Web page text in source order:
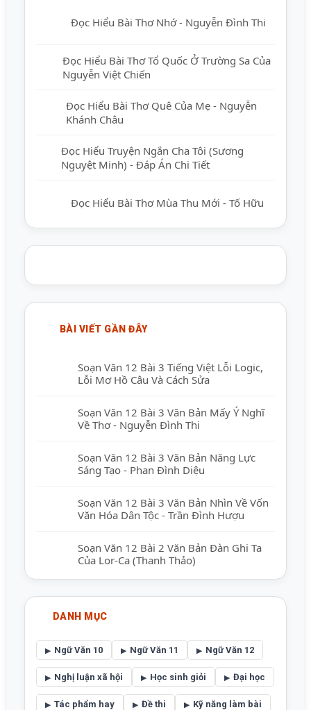
Đọc Hiểu Bài Thơ Nhớ - Nguyễn Đình Thi
Đọc Hiểu Bài Thơ Tổ Quốc Ở Trường Sa Của
Nguyễn Việt Chiến
Đọc Hiểu Bài Thơ Quê Của Mẹ - Nguyễn
Khánh Châu
Đọc Hiểu Truyện Ngắn Cha Tôi (Sương
Nguyệt Minh) - Đáp Án Chi Tiết
Đọc Hiểu Bài Thơ Mùa Thu Mới - Tố Hữu
BÀI VIẾT GẦN ĐÂY
Soạn Văn 12 Bài 3 Tiếng Việt Lỗi Logic,
Lỗi Mơ Hồ Câu Và Cách Sửa
Soạn Văn 12 Bài 3 Văn Bản Mấy Ý Nghĩ
Về Thơ - Nguyễn Đình Thi
Soạn Văn 12 Bài 3 Văn Bản Năng Lực
Sáng Tạo - Phan Đình Diệu
Soạn Văn 12 Bài 3 Văn Bản Nhìn Về Vốn
Văn Hóa Dân Tộc - Trần Đình Hượu
Soạn Văn 12 Bài 2 Văn Bản Đàn Ghi Ta
Của Lor-Ca (Thanh Thảo)
DANH MỤC
Ngữ Văn 10 Ngữ Văn 11 Ngữ Văn 12
Nghị luận xã hội Học sinh giỏi Đại học
Tác phẩm hay Đề thi Kỹ năng làm bài